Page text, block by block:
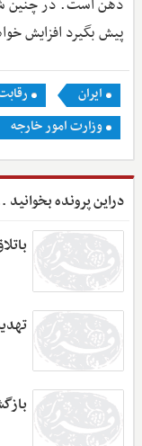
ذهن است. در چنین
پیش بگیرد افزایش
ایران
وزارت امور خارجه
دراین پرونده بخوانید